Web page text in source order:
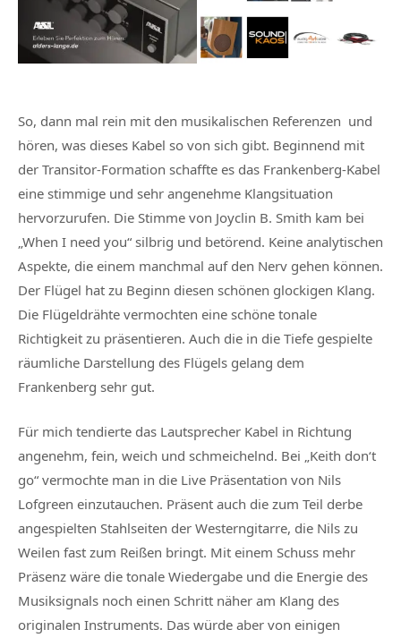
So, dann mal rein mit den musikalischen Referenzen und
hören, was dieses Kabel so von sich gibt. Beginnend mit
der Transitor-Formation schaffte es das Frankenberg-Kabel
eine stimmige und sehr angenehme Klangsituation
hervorzurufen. Die Stimme von Joyclin B. Smith kam bei
„When I need you“ silbrig und betörend. Keine analytischen
Aspekte, die einem manchmal auf den Nerv gehen können.
Der Flügel hat zu Beginn diesen schönen glockigen Klang.
Die Flügeldrähte vermochten eine schöne tonale
Richtigkeit zu präsentieren. Auch die in die Tiefe gespielte
räumliche Darstellung des Flügels gelang dem
Frankenberg sehr gut.
Für mich tendierte das Lautsprecher Kabel in Richtung
angenehm, fein, weich und schmeichelnd. Bei „Keith don‘t
go“ vermochte man in die Live Präsentation von Nils
Lofgreen einzutauchen. Präsent auch die zum Teil derbe
angespielten Stahlseiten der Westerngitarre, die Nils zu
Weilen fast zum Reißen bringt. Mit einem Schuss mehr
Präsenz wäre die tonale Wiedergabe und die Energie des
Musiksignals noch einen Schritt näher am Klang des
originalen Instruments. Das würde aber von einigen